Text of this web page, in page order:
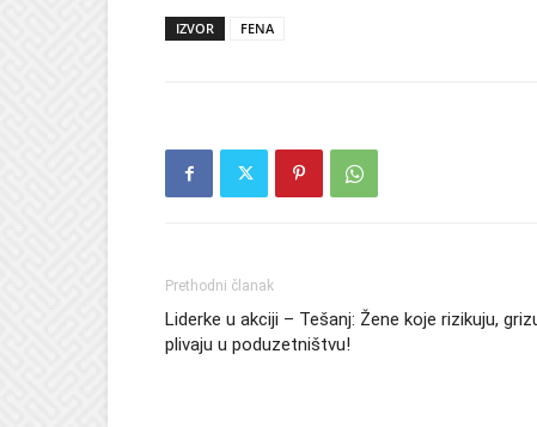
IZVOR FENA
Prethodni članak
Liderke u akciji – Tešanj: Žene koje rizikuju,
plivaju u poduzetništvu!